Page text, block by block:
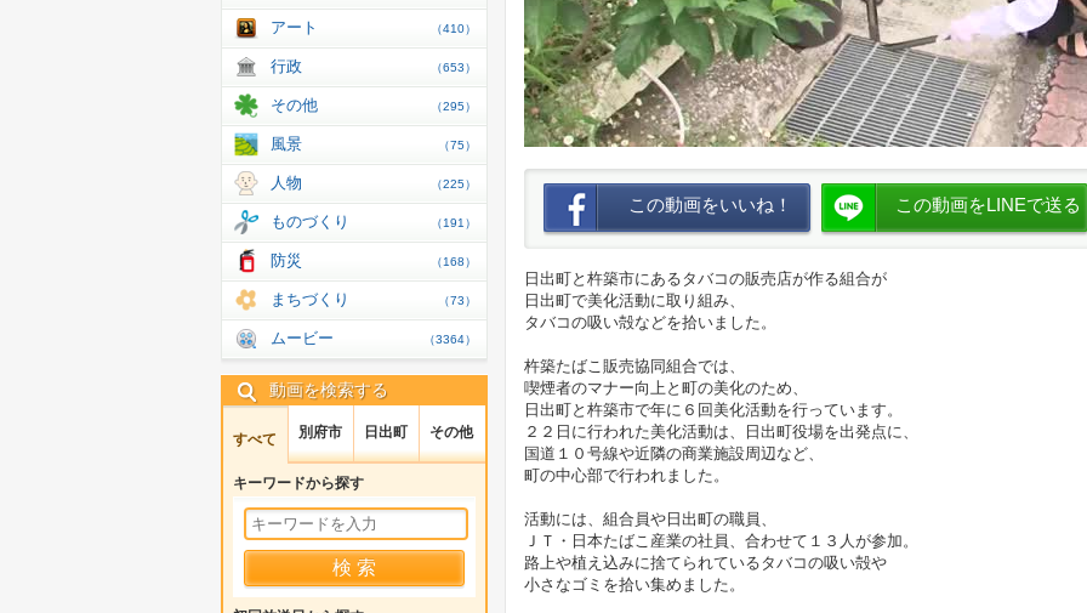
この動画をいいね！ この動画をLINEで送る
日出町と杵築市にあるタバコの販売店が作る組合が
日出町で美化活動に取り組み、
タバコの吸い殻などを拾いました。
杵築たばこ販売協同組合では、
喫煙者のマナー向上と町の美化のため、
日出町と杵築市で年に６回美化活動を行っています。
２２日に行われた美化活動は、日出町役場を出発点に、
国道１０号線や近隣の商業施設周辺など、
町の中心部で行われました。
活動には、組合員や日出町の職員、
ＪＴ・日本たばこ産業の社員、合わせて１３人が参加。
路上や植え込みに捨てられているタバコの吸い殻や
小さなゴミを拾い集めました。
アート （410）
行政 （653）
その他 （295）
風景 （75）
人物 （225）
ものづくり （191）
防災 （168）
まちづくり （73）
ムービー （3364）
動画を検索する
すべて 別府市 日出町 その他
キーワードから探す